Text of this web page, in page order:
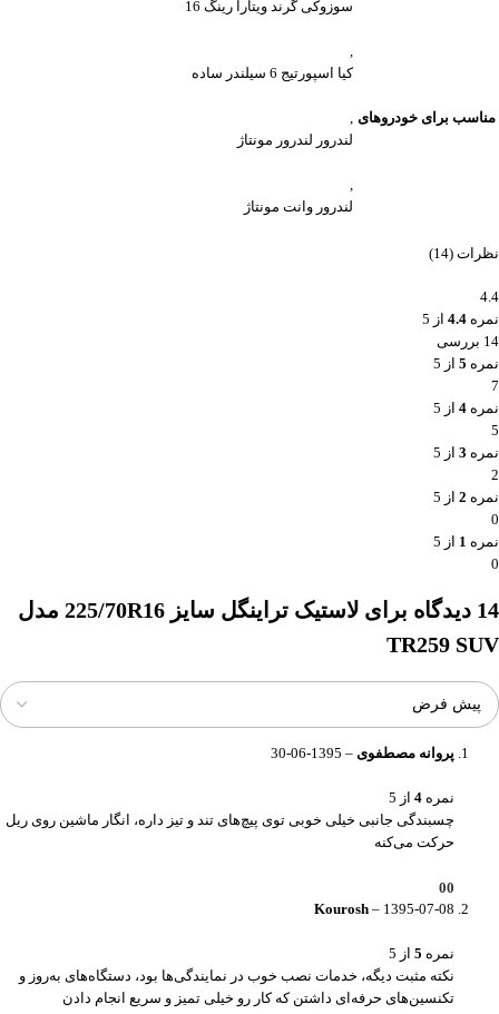
مناسب برای خودروهای
سوزوکی گرند ویتارا رینگ 16
,
کیا اسپورتیج 6 سیلندر ساده
,
لندرور لندرور مونتاژ
,
لندرور وانت مونتاژ
نظرات (14)
4.4
نمره 4.4 از 5
14 بررسی
نمره 5 از 5
7
نمره 4 از 5
5
نمره 3 از 5
2
نمره 2 از 5
0
نمره 1 از 5
0
14 دیدگاه برای
لاستیک تراینگل سایز 225/70R16 مدل
TR259 SUV
پروانه مصطفوی –
1395-06-30
نمره 4 از 5
چسبندگی جانبی خیلی خوبی توی پیچ‌های تند و تیز داره، انگار ماشین روی ریل
حرکت می‌کنه
0
0
Kourosh – 1395-07-08
نمره 5 از 5
نکته مثبت دیگه، خدمات نصب خوب در نمایندگی‌ها بود، دستگاه‌های به‌روز و
تکنسین‌های حرفه‌ای داشتن که کار رو خیلی تمیز و سریع انجام دادن